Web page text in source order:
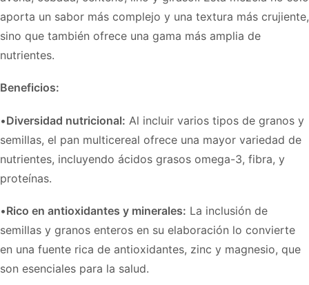
aporta un sabor más complejo y una textura más crujiente,
sino que también ofrece una gama más amplia de
nutrientes.
Beneficios:
•Diversidad nutricional: Al incluir varios tipos de granos y
semillas, el pan multicereal ofrece una mayor variedad de
nutrientes, incluyendo ácidos grasos omega-3, fibra, y
proteínas.
•Rico en antioxidantes y minerales: La inclusión de
semillas y granos enteros en su elaboración lo convierte
en una fuente rica de antioxidantes, zinc y magnesio, que
son esenciales para la salud.